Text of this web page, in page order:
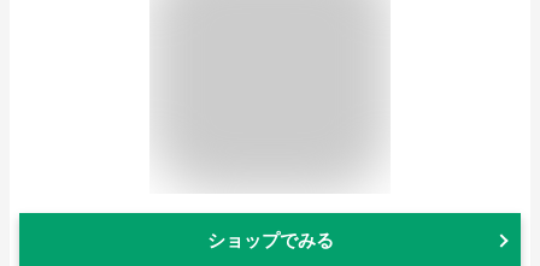
ショップでみる